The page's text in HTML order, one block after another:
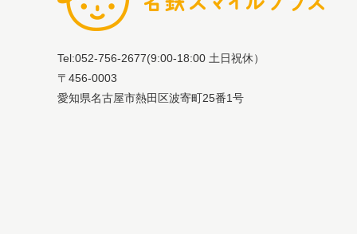
Tel:052-756-2677(9:00-18:00 土日祝休）
〒456-0003
愛知県名古屋市熱田区波寄町25番1号